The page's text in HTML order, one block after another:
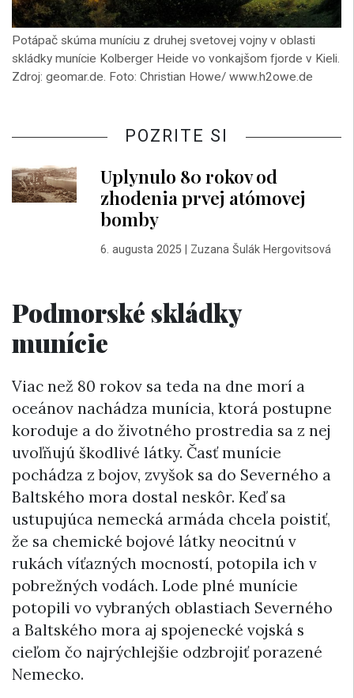
Potápač skúma muníciu z druhej svetovej vojny v oblasti
skládky munície Kolberger Heide vo vonkajšom fjorde v Kieli.
Zdroj: geomar.de. Foto: Christian Howe/ www.h2owe.de
POZRITE SI
Uplynulo 80 rokov od
zhodenia prvej atómovej
bomby
6. augusta 2025| Zuzana Šulák Hergovitsová
Podmorské skládky
munície
Viac než 80 rokov sa teda na dne morí a
oceánov nachádza munícia, ktorá postupne
koroduje a do životného prostredia sa z nej
uvoľňujú škodlivé látky. Časť munície
pochádza z bojov, zvyšok sa do Severného a
Baltského mora dostal neskôr. Keď sa
ustupujúca nemecká armáda chcela poistiť,
že sa chemické bojové látky neocitnú v
rukách víťazných mocností, potopila ich v
pobrežných vodách. Lode plné munície
potopili vo vybraných oblastiach Severného
a Baltského mora aj spojenecké vojská s
cieľom čo najrýchlejšie odzbrojiť porazené
Nemecko.